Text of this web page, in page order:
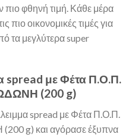
φθηνή τιμή. Κάθε μέρα
πιο οικονομικές τιμές για
τα μεγλύτερα super
spread με Φέτα Π.Ο.Π.
(200 g)
spread με Φέτα Π.Ο.Π.
g) και αγόρασε έξυπνα